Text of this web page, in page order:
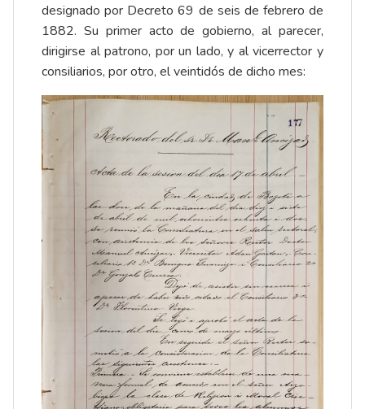
designado por Decreto 69 de seis de febrero de
1882. Su primer acto de gobierno, al parecer,
dirigirse al patrono, por un lado, y al vicerrector y
consiliarios, por otro, el veintidós de dicho mes: